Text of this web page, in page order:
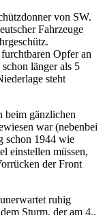
von SW.
Fahrzeuge
Opfer an
länger als 5
steht
beim gänzlichen
war (nebenbei
schon 1944 wie
einstellen müssen,
der Front
ruhig
Sturm, der am 4.,